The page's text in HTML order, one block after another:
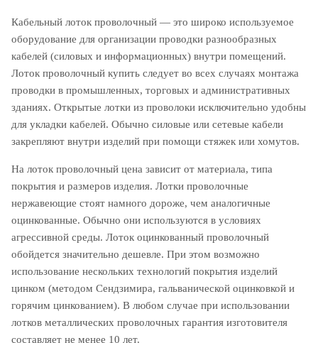
Кабельный лоток проволочный — это широко используемое
оборудование для организации проводки разнообразных
кабелей (силовых и информационных) внутри помещений.
Лоток проволочный купить следует во всех случаях монтажа
проводки в промышленных, торговых и административных
зданиях. Открытые лотки из проволоки исключительно удобны
для укладки кабелей. Обычно силовые или сетевые кабели
закрепляют внутри изделий при помощи стяжек или хомутов.
На лоток проволочный цена зависит от материала, типа
покрытия и размеров изделия. Лотки проволочные
нержавеющие стоят намного дороже, чем аналогичные
оцинкованные. Обычно они используются в условиях
агрессивной среды. Лоток оцинкованный проволочный
обойдется значительно дешевле. При этом возможно
использование нескольких технологий покрытия изделий
цинком (методом Сендзимира, гальванической оцинковкой и
горячим цинкованием). В любом случае при использовании
лотков металлических проволочных гарантия изготовителя
составляет не менее 10 лет.